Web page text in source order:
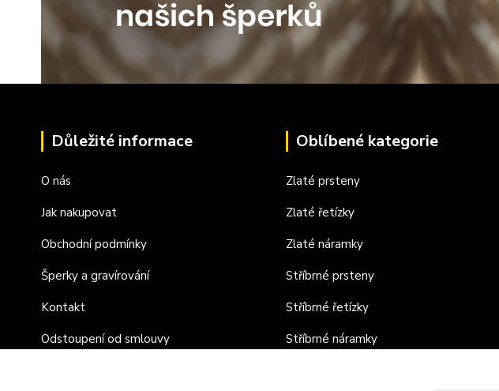
Důležité informace
O nás
Jak nakupovat
Obchodní podmínky
Šperky a gravírování
Kontakt
Odstoupení od smlouvy
Oblíbené kategorie
Zlaté prsteny
Zlaté řetízky
Zlaté náramky
Stříbrné prsteny
Stříbrné řetízky
Stříbrné náramky